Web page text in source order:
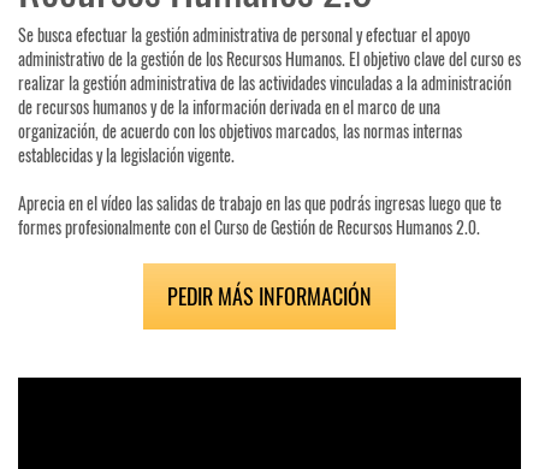
Se busca efectuar la gestión administrativa de personal y efectuar el apoyo
administrativo de la gestión de los Recursos Humanos. El objetivo clave del curso es
realizar la gestión administrativa de las actividades vinculadas a la administración
de recursos humanos y de la información derivada en el marco de una
organización, de acuerdo con los objetivos marcados, las normas internas
establecidas y la legislación vigente.
Aprecia en el vídeo las salidas de trabajo en las que podrás ingresas luego que te
formes profesionalmente con el Curso de Gestión de Recursos Humanos 2.0.
PEDIR MÁS INFORMACIÓN